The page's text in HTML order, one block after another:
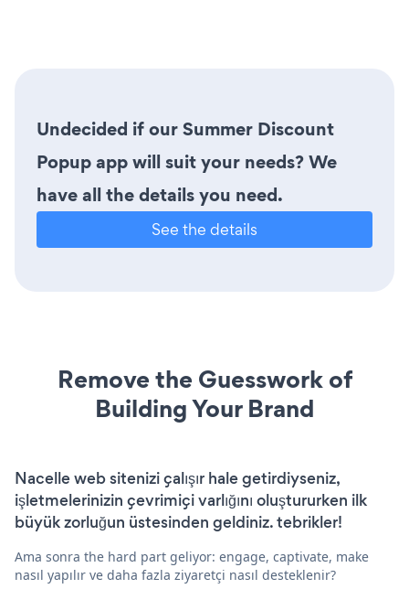
Undecided if our Summer Discount
Popup app will suit your needs? We
have all the details you need.
See the details
Remove the Guesswork of
Building Your Brand
Nacelle web sitenizi çalışır hale getirdiyseniz,
işletmelerinizin çevrimiçi varlığını oluştururken ilk
büyük zorluğun üstesinden geldiniz. tebrikler!
Ama sonra the hard part geliyor: engage, captivate, make
nasıl yapılır ve daha fazla ziyaretçi nasıl desteklenir?